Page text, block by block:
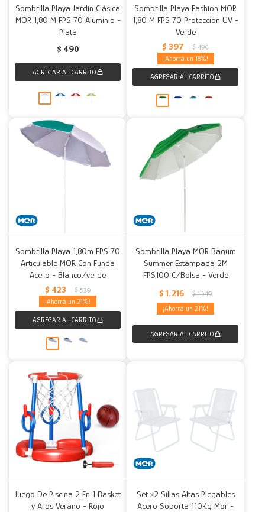
Sombrilla Playa Jardin Clásica
MOR 1,80 M FPS 70 Aluminio -
Plata
$ 490
Sombrilla Playa Fashion MOR
1,80 M FPS 70 Protección UV -
Verde
$ 397 $ 490
18
Sombrilla Playa 1,80m FPS 70
Articulable MOR Con Funda
Acero - Blanco/verde
$ 423 $ 539
21
Sombrilla Playa MOR Bagum
Summer Estampada 2M
FPS100 C/Bolsa - Verde
$ 1.216 $ 1.549
21
Juego De Piscina 2 En 1 Basket
y Aros Verano - Rojo
Set x2 Sillas Altas Plegables
Acero Soporta 110Kg Mor -